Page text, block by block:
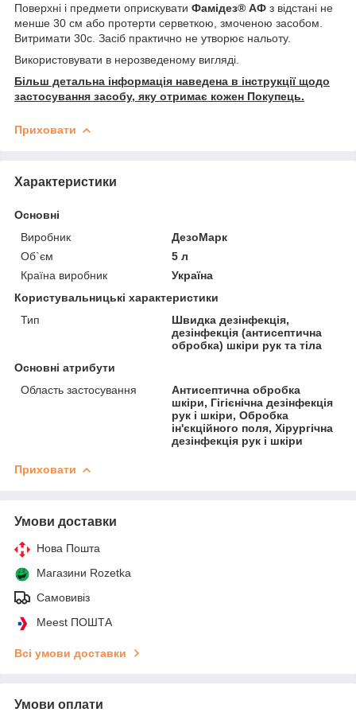
Поверхні і предмети оприскувати Фамідез® АФ з відстані не
менше 30 см або протерти серветкою, змоченою засобом.
Витримати 30с. Засіб практично не утворює нальоту.
Використовувати в нерозведеному вигляді.
Більш детальна інформація наведена в інструкції щодо
застосування засобу, яку отримає кожен Покупець.
Приховати
Характеристики
Основні
Виробник
ДезоМарк
Об`єм
5 л
Країна виробник
Україна
Користувальницькі характеристики
Тип
Швидка дезінфекція,
дезінфекція (антисептична
обробка) шкіри рук та тіла
Основні атрибути
Область застосування
Антисептична обробка
шкіри, Гігієнічна дезінфекція
рук і шкіри, Обробка
ін'єкційного поля, Хірургічна
дезінфекція рук і шкіри
Приховати
Умови доставки
Нова Пошта
Магазини Rozetka
Самовивіз
Meest ПОШТА
Всі умови доставки
Умови оплати